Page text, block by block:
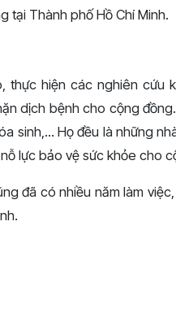
tại Thành phố Hồ Chí Minh.
thực hiện các nghiên cứu
dịch bệnh cho cộng
sinh,... Họ đều là những
lực bảo vệ sức khỏe cho
đã có nhiều năm làm việc,